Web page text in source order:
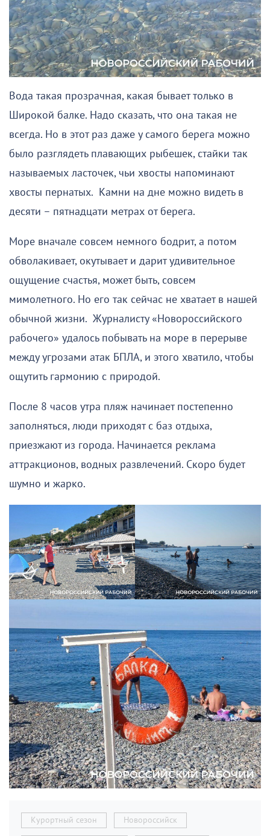
Вода такая прозрачная, какая бывает только в
Широкой балке. Надо сказать, что она такая не
всегда. Но в этот раз даже у самого берега можно
было разглядеть плавающих рыбешек, стайки так
называемых ласточек, чьи хвосты напоминают
хвосты пернатых. Камни на дне можно видеть в
десяти – пятнадцати метрах от берега.
Море вначале совсем немного бодрит, а потом
обволакивает, окутывает и дарит удивительное
ощущение счастья, может быть, совсем
мимолетного. Но его так сейчас не хватает в нашей
обычной жизни. Журналисту «Новороссийского
рабочего» удалось побывать на море в перерыве
между угрозами атак БПЛА, и этого хватило, чтобы
ощутить гармонию с природой.
После 8 часов утра пляж начинает постепенно
заполняться, люди приходят с баз отдыха,
приезжают из города. Начинается реклама
аттракционов, водных развлечений. Скоро будет
шумно и жарко.
Курортный сезон Новороссийск